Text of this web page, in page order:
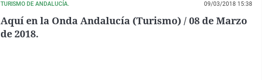
TURISMO DE ANDALUCÍA. 09/03/2018 15:38
Aquí en la Onda Andalucía (Turismo) / 08 de Marzo
de 2018.